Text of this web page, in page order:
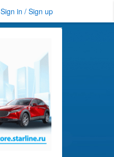
Sign in / Sign up